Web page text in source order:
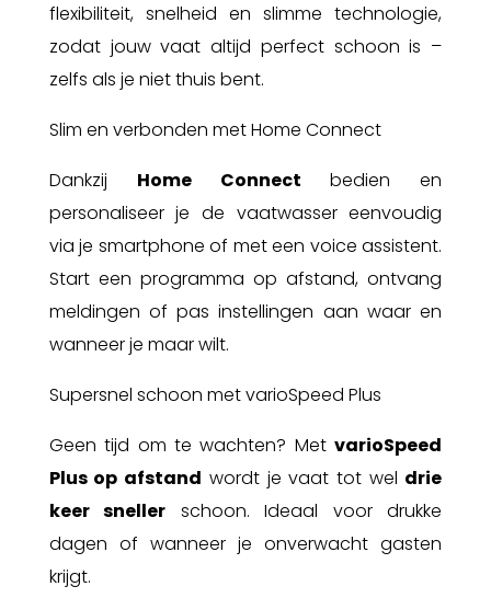
flexibiliteit, snelheid en slimme technologie,
zodat jouw vaat altijd perfect schoon is –
zelfs als je niet thuis bent.
Slim en verbonden met Home Connect
Dankzij Home Connect bedien en
personaliseer je de vaatwasser eenvoudig
via je smartphone of met een voice assistent.
Start een programma op afstand, ontvang
meldingen of pas instellingen aan waar en
wanneer je maar wilt.
Supersnel schoon met varioSpeed Plus
Geen tijd om te wachten? MetvarioSpeed
Plus op afstand wordt je vaat tot wel drie
keer sneller schoon. Ideaal voor drukke
dagen of wanneer je onverwacht gasten
krijgt.